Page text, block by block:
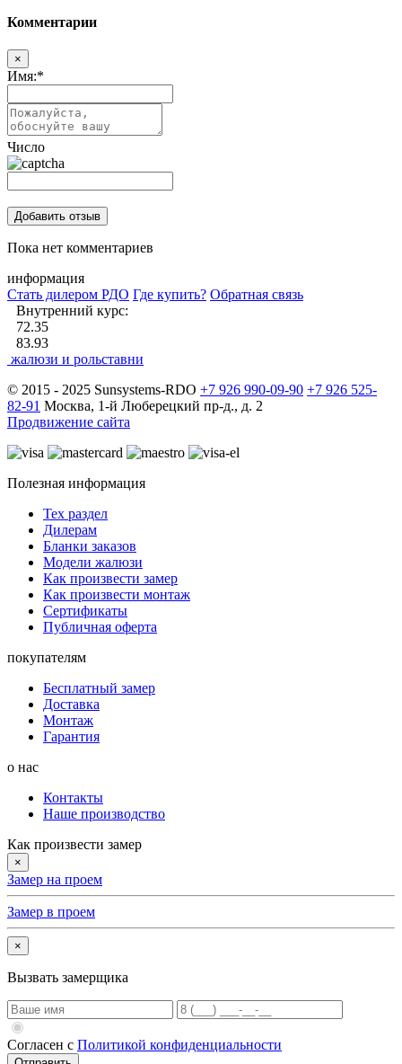
Комментарии
×
Имя:*
Число
Пока нет комментариев
информация
Стать дилером РДО Где купить? Обратная связь
Внутренний курс:
72.35
83.93
жалюзи и рольставни
© 2015 - 2025 Sunsystems-RDO +7 926 990-09-90 +7 926 525-
82-91 Москва, 1-й Люберецкий пр-д., д. 2
Продвижение сайта
Полезная информация
Тех раздел
Дилерам
Бланки заказов
Модели жалюзи
Как произвести замер
Как произвести монтаж
Сертификаты
Публичная оферта
покупателям
Бесплатный замер
Доставка
Монтаж
Гарантия
о нас
Контакты
Наше производство
Как произвести замер
×
Замер на проем
Замер в проем
×
Вызвать замерщика
Согласен с Политикой конфиденциальности